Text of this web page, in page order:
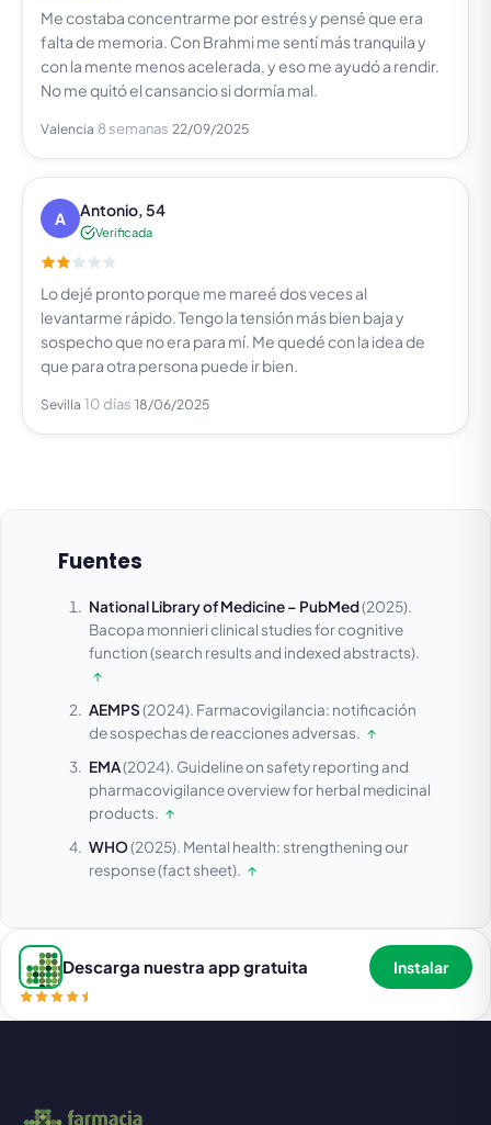
Me costaba concentrarme por estrés y pensé que era
falta de memoria. Con Brahmi me sentí más tranquila y
con la mente menos acelerada, y eso me ayudó a rendir.
No me quitó el cansancio si dormía mal.
Valencia 8 semanas 22/09/2025
A Antonio, 54
Verificada
Lo dejé pronto porque me mareé dos veces al
levantarme rápido. Tengo la tensión más bien baja y
sospecho que no era para mí. Me quedé con la idea de
que para otra persona puede ir bien.
Sevilla 10 días 18/06/2025
Fuentes
National Library of Medicine – PubMed(2025).
Bacopa monnieri clinical studies for cognitive
function (search results and indexed abstracts).
↑
AEMPS(2024). Farmacovigilancia: notificación
de sospechas de reacciones adversas. ↑
EMA(2024). Guideline on safety reporting and
pharmacovigilance overview for herbal medicinal
products. ↑
WHO(2025). Mental health: strengthening our
response (fact sheet). ↑
Descarga nuestra app gratuita Instalar